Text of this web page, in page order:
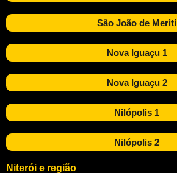
São João de Meriti
Nova Iguaçu 1
Nova Iguaçu 2
Nilópolis 1
Nilópolis 2
Niterói e região